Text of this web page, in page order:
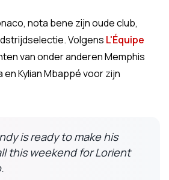
nota bene zijn oude club,
Volgens L'Équipe
van onder anderen Memphis
en Kylian Mbappé voor zijn
is ready to make his
this weekend for Lorient